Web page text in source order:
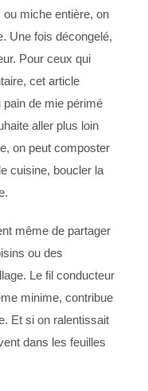
miche entière, on
Une fois décongelé,
Pour ceux qui
cet article
de mie périmé
aller plus loin
on peut composter
cuisine, boucler la
même de partager
ou des
Le fil conducteur
minime, contribue
Et si on ralentissait
dans les feuilles